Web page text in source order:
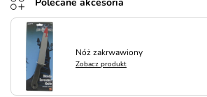
Nóż zakrwawiony
Zobacz produkt